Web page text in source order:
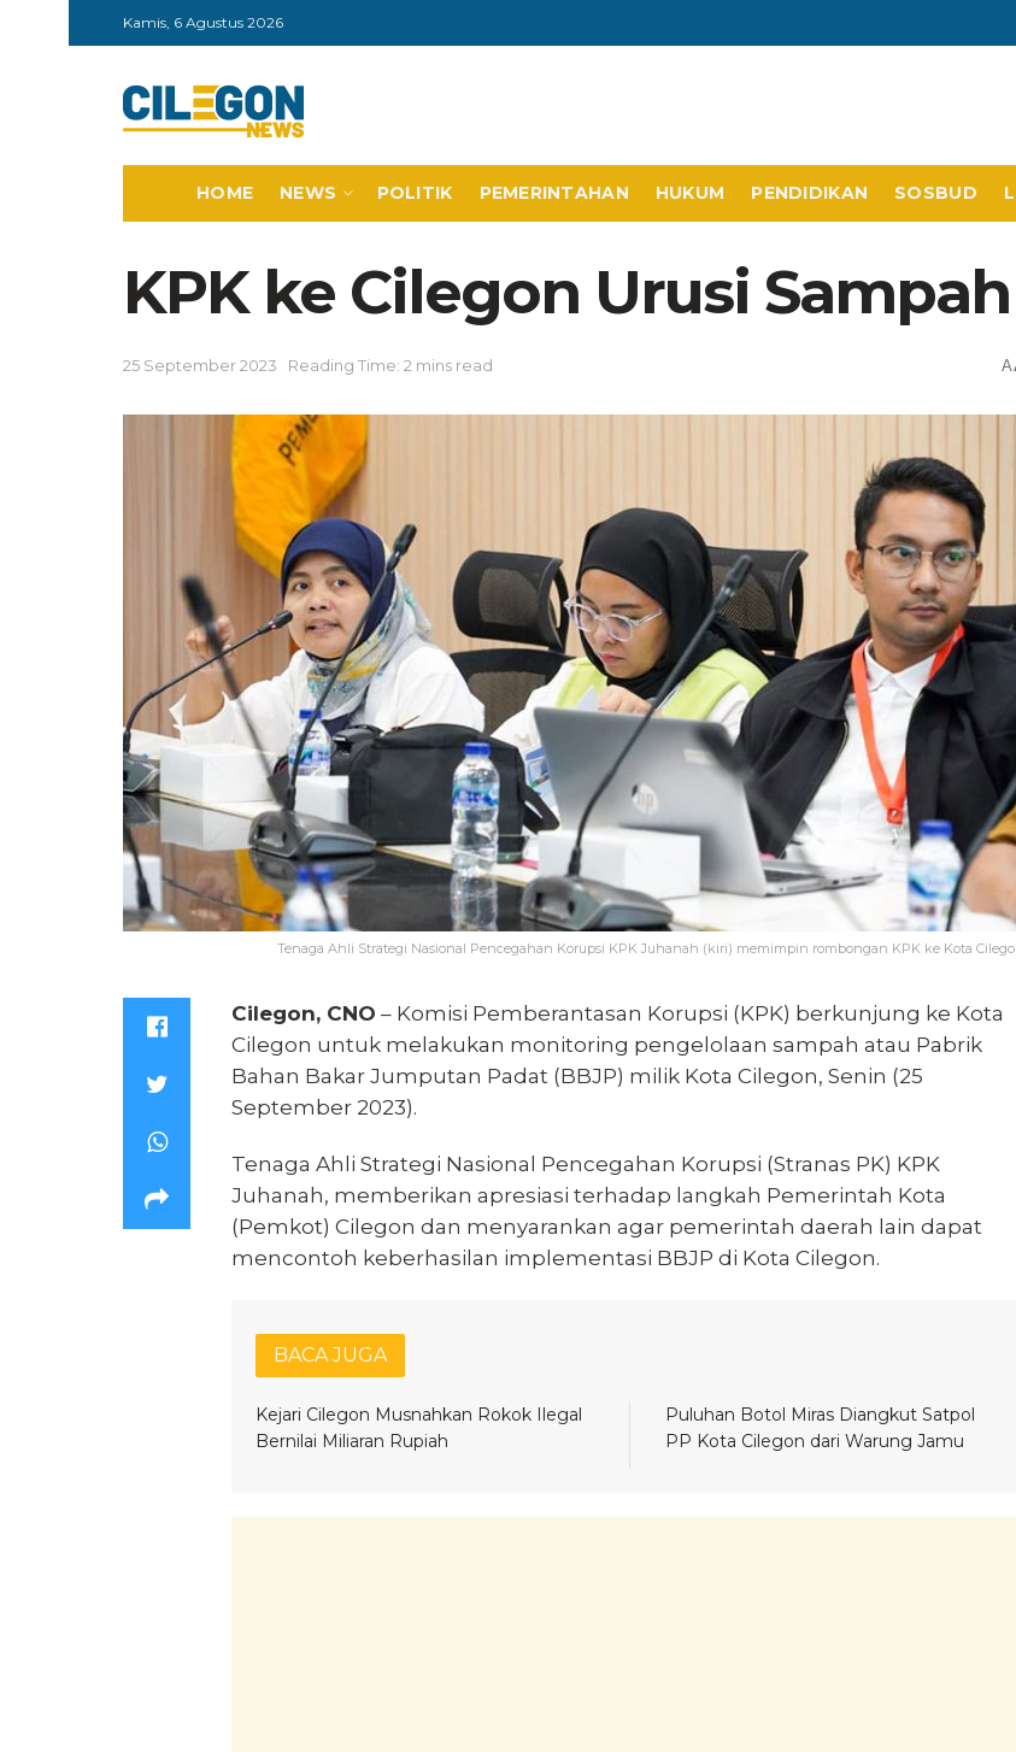
Kamis, 6 Agustus 2026
HOME NEWS POLITIK PEMERINTAHAN HUKUM PENDIDIKAN SOSBUD
KPK ke Cilegon Urusi Sampah
25 September 2023 Reading Time: 2 mins read A
Tenaga Ahli Strategi Nasional Pencegahan Korupsi KPK Juhanah (kiri) memimpin rombongan KPK ke Kota
Cilegon, CNO – Komisi Pemberantasan Korupsi (KPK) berkunjung ke Kota
Cilegon untuk melakukan monitoring pengelolaan sampah atau Pabrik
Bahan Bakar Jumputan Padat (BBJP) milik Kota Cilegon, Senin (25
September 2023).
Tenaga Ahli Strategi Nasional Pencegahan Korupsi (Stranas PK) KPK
Juhanah, memberikan apresiasi terhadap langkah Pemerintah Kota
(Pemkot) Cilegon dan menyarankan agar pemerintah daerah lain dapat
mencontoh keberhasilan implementasi BBJP di Kota Cilegon.
BACA JUGA
Kejari Cilegon Musnahkan Rokok Ilegal
Bernilai Miliaran Rupiah
Puluhan Botol Miras Diangkut Satpol
PP Kota Cilegon dari Warung Jamu